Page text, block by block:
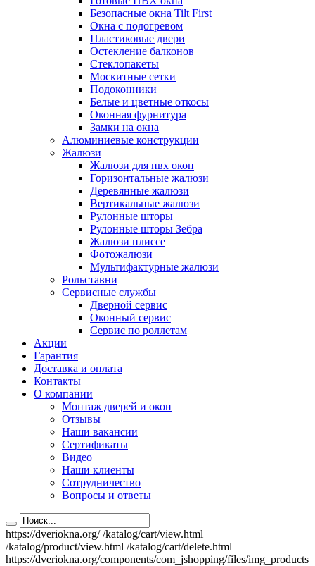
Безопасные окна Tilt First
Окна с подогревом
Пластиковые двери
Остекление балконов
Стеклопакеты
Москитные сетки
Подоконники
Белые и цветные откосы
Оконная фурнитура
Замки на окна
Алюминиевые конструкции
Жалюзи
Жалюзи для пвх окон
Горизонтальные жалюзи
Деревянные жалюзи
Вертикальные жалюзи
Рулонные шторы
Рулонные шторы Зебра
Жалюзи плиссе
Фотожалюзи
Мультифактурные жалюзи
Рольставни
Сервисные службы
Дверной сервис
Оконный сервис
Сервис по роллетам
Акции
Гарантия
Доставка и оплата
Контакты
О компании
Монтаж дверей и окон
Отзывы
Наши вакансии
Сертификаты
Видео
Наши клиенты
Сотрудничество
Вопросы и ответы
https://dveriokna.org/ /katalog/cart/view.html
/katalog/product/view.html /katalog/cart/delete.html
https://dveriokna.org/components/com_jshopping/files/img_products